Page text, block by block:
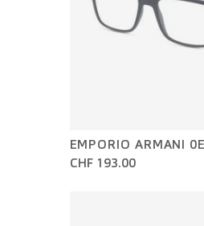
EMPORIO ARMANI
CHF 193.00